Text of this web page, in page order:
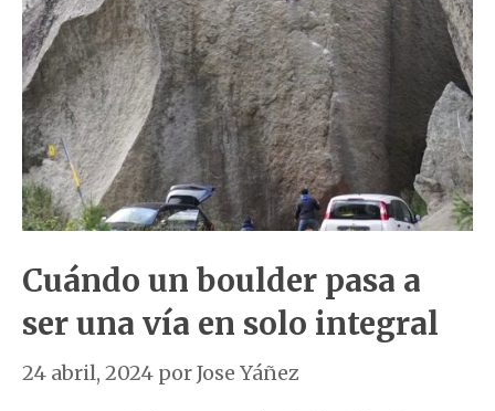
Cuándo un boulder pasa a
ser una vía en solo integral
24 abril, 2024 porJose Yáñez